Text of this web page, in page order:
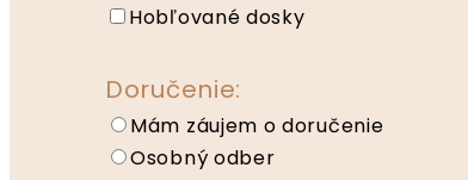
Hobľované dosky
Doručenie:
Mám záujem o doručenie
Osobný odber